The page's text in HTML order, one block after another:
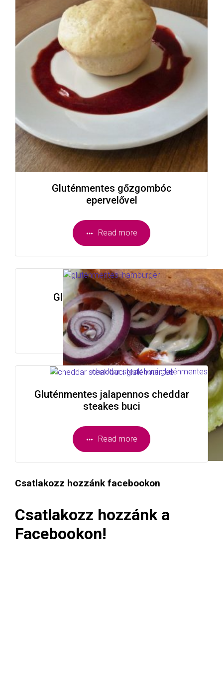
Gluténmentes gőzgombóc
epervelővel
Read more
Gluténmentes BBQ burger
Read more
Gluténmentes jalapennos cheddar
steakes buci
Read more
Csatlakozz hozzánk facebookon
Csatlakozz hozzánk a
Facebookon!